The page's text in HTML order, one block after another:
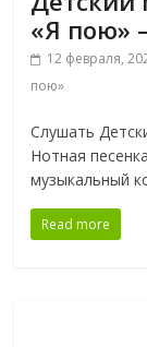
«Я пою»
12 февраля,
пою»
Слушать
Нотная
музыкальный
Read more